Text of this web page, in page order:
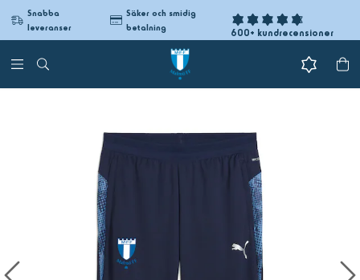
Snabba
leveranser
Säker och smidig
betalning
600+ kundrecensioner